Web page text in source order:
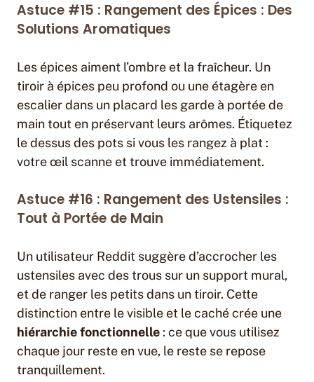
Astuce #15 : Rangement des Épices : Des
Solutions Aromatiques
Les épices aiment l’ombre et la fraîcheur. Un
tiroir à épices peu profond ou une étagère en
escalier dans un placard les garde à portée de
main tout en préservant leurs arômes. Étiquetez
le dessus des pots si vous les rangez à plat :
votre œil scanne et trouve immédiatement.
Astuce #16 : Rangement des Ustensiles :
Tout à Portée de Main
Un utilisateur Reddit suggère d’accrocher les
ustensiles avec des trous sur un support mural,
et de ranger les petits dans un tiroir. Cette
distinction entre le visible et le caché crée une
hiérarchie fonctionnelle : ce que vous utilisez
chaque jour reste en vue, le reste se repose
tranquillement.